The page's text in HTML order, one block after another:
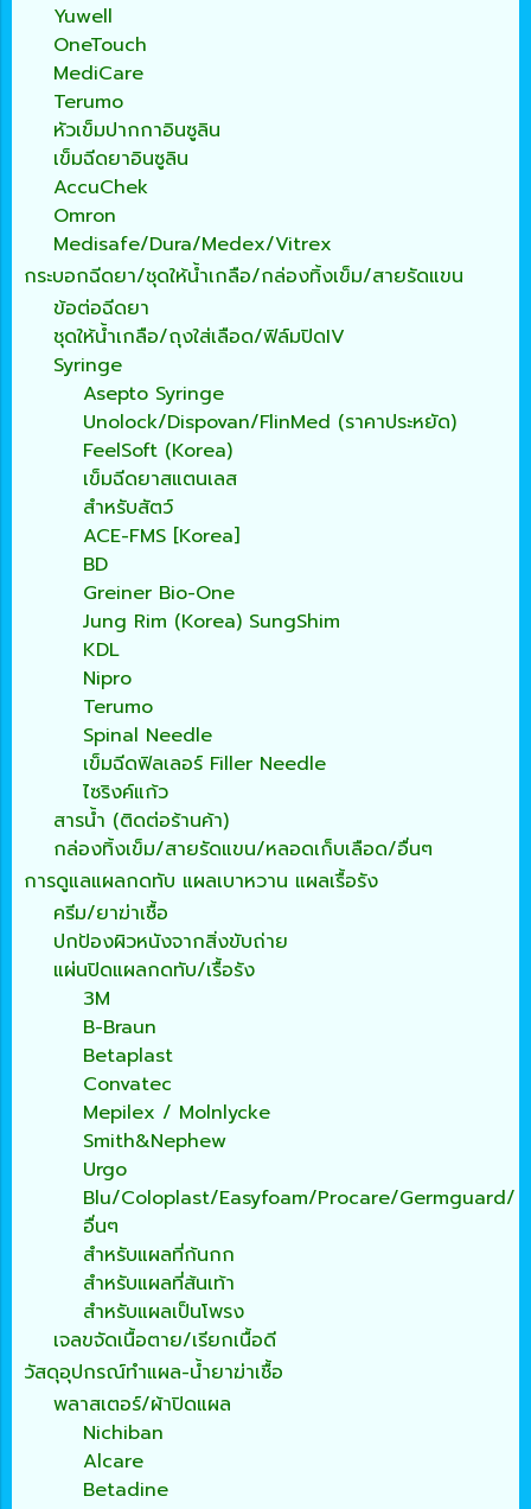
Yuwell
OneTouch
MediCare
Terumo
หัวเข็มปากกาอินซูลิน
เข็มฉีดยาอินซูลิน
AccuChek
Omron
Medisafe/Dura/Medex/Vitrex
กระบอกฉีดยา/ชุดให้น้ำเกลือ/กล่องทิ้งเข็ม/สายรัดแขน
ข้อต่อฉีดยา
ชุดให้น้ำเกลือ/ถุงใส่เลือด/ฟิล์มปิดIV
Syringe
Asepto Syringe
Unolock/Dispovan/FlinMed (ราคาประหยัด)
FeelSoft (Korea)
เข็มฉีดยาสแตนเลส
สำหรับสัตว์
ACE-FMS [Korea]
BD
Greiner Bio-One
Jung Rim (Korea) SungShim
KDL
Nipro
Terumo
Spinal Needle
เข็มฉีดฟิลเลอร์ Filler Needle
ไซริงค์แก้ว
สารน้ำ (ติดต่อร้านค้า)
กล่องทิ้งเข็ม/สายรัดแขน/หลอดเก็บเลือด/อื่นๆ
การดูแลแผลกดทับ แผลเบาหวาน แผลเรื้อรัง
ครีม/ยาฆ่าเชื้อ
ปกป้องผิวหนังจากสิ่งขับถ่าย
แผ่นปิดแผลกดทับ/เรื้อรัง
3M
B-Braun
Betaplast
Convatec
Mepilex / Molnlycke
Smith&Nephew
Urgo
Blu/Coloplast/Easyfoam/Procare/Germguard/
อื่นๆ
สำหรับแผลที่ก้นกก
สำหรับแผลที่ส้นเท้า
สำหรับแผลเป็นโพรง
เจลขจัดเนื้อตาย/เรียกเนื้อดี
วัสดุอุปกรณ์ทำแผล-น้ำยาฆ่าเชื้อ
พลาสเตอร์/ผ้าปิดแผล
Nichiban
Alcare
Betadine